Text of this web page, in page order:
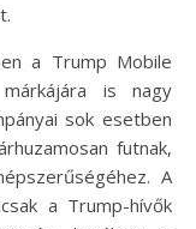
a Trump Mobile
is nagy
sok esetben
futnak,
A
a Trump-hívők